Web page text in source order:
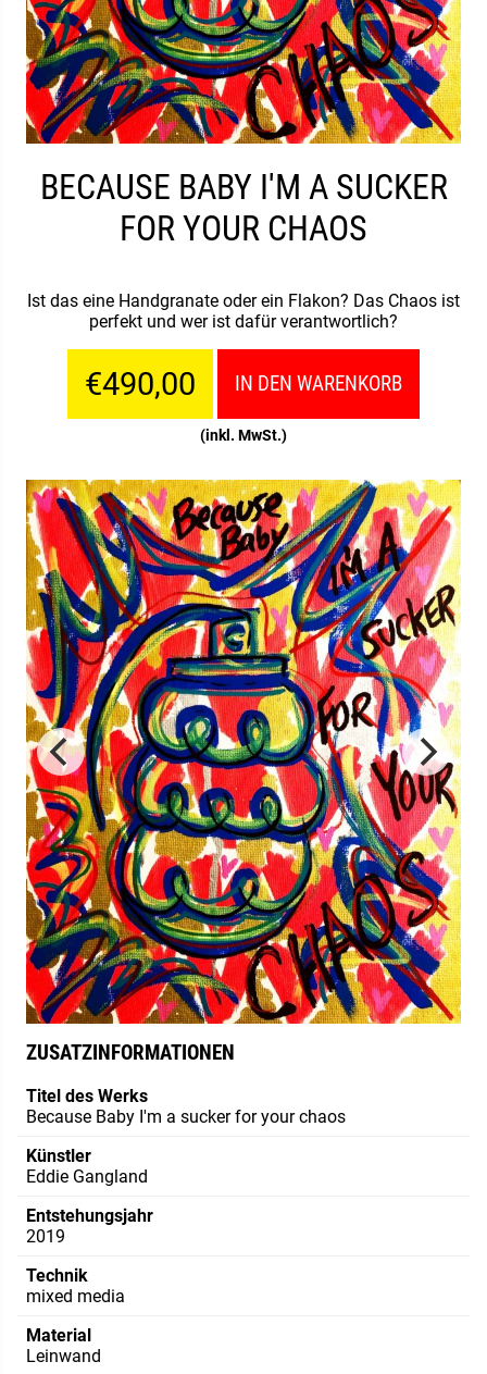
BECAUSE BABY I'M A SUCKER
FOR YOUR CHAOS
Ist das eine Handgranate oder ein Flakon? Das Chaos ist
perfekt und wer ist dafür verantwortlich?
€490,00 IN DEN WARENKORB
(inkl. MwSt.)
ZUSATZINFORMATIONEN
Titel des Werks
Because Baby I'm a sucker for your chaos
Künstler
Eddie Gangland
Entstehungsjahr
2019
Technik
mixed media
Material
Leinwand